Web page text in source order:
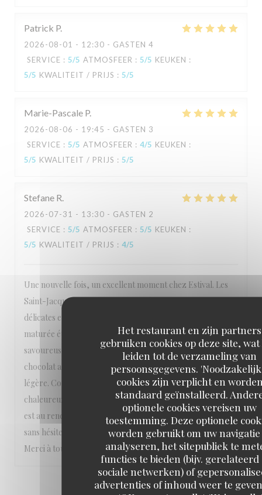
Het restaurant en zijn partners
gebruiken cookies op deze site,
leiden tot de verzameling van
persoonsgegevens.
cookies zijn verplicht en
standaard geïnstalleerd.
optionele cookies vereisen uw
toestemming. Deze optionele
worden gebruikt om uw
analyseren, het sitepubliek te
functies te bieden (bijv. gerelateerd
sociale netwerken) of
advertenties of inhoud weer te
Patrick P
2026-08-01 - 12:30 - GASTEN 4
SERVICE : 5/5 ATMOSFEER : 5/5 KEUKEN :
5/5 KWALITEIT / PRIJS : 5/5
Marie-Pascale P
2026-08-06 - 19:45 - GASTEN 3
SERVICE : 5/5 ATMOSFEER : 4/5 KEUKEN :
5/5 KWALITEIT / PRIJS : 5/5
Stefane R
2026-07-31 - 13:30 - GASTEN 2
SERVICE : 5/5 ATMOSFEER : 5/5 KEUKEN :
5/5 KWALITEIT / PRIJS : 4/5
Une nouvelle fois, un excellent moment chez Estival. Les
Saint-Jacques au sablé de Wissant étaient toujours aussi
délicates et parfaitement réalisées. La côte de bœuf
maturée était exceptionnelle : une viande tendre,
savoureuse et cuite à la perfection. Pour finir, la mousse au
chocolat a parfaitement conclu le repas, gourmande et
légère. Comme à chacune de nos visites, l'accueil est
chaleureux, le service est attentionné et la qualité des plats
est au rendez-vous. Une adresse que nous recommandons
sans hésiter et où nous reviendrons avec grand plaisir !
Merci à toute l'équipe pour ce très bon moment ! »
1 2 3